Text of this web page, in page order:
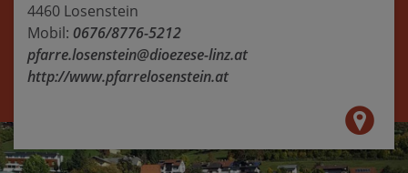
A A A A
4460 Losenstein
Mobil: 0676/8776-5212
pfarre.losenstein@dioezese-linz.at
http://www.pfarrelosenstein.at